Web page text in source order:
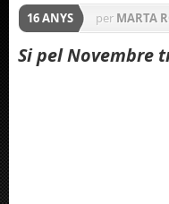
16 ANYS per MARTA
Si pel Novembre